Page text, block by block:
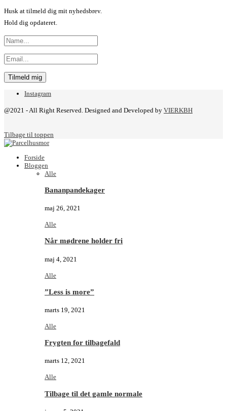
Husk at tilmeld dig mit nyhedsbrev.
Hold dig opdateret.
Instagram
@2021 - All Right Reserved. Designed and Developed by VIERKBH
Tilbage til toppen
Forside
Bloggen
Alle
Bananpandekager
maj 26, 2021
Alle
Når mødrene holder fri
maj 4, 2021
Alle
”Less is more”
marts 19, 2021
Alle
Frygten for tilbagefald
marts 12, 2021
Alle
Tilbage til det gamle normale